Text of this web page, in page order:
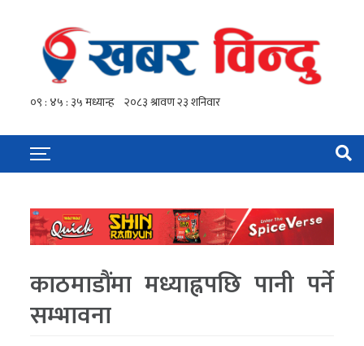
काठमाडौंमा मध्याह्नपछि पानी पर्ने
सम्भावना